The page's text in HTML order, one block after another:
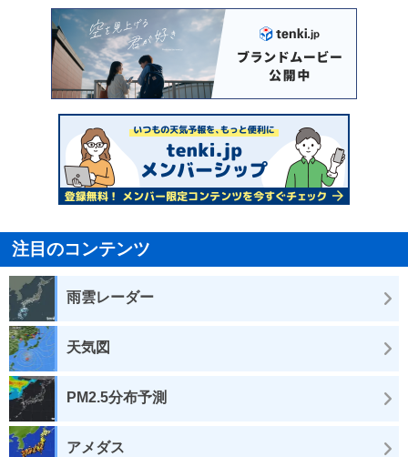
注目のコンテンツ
雨雲レーダー
天気図
PM2.5分布予測
アメダス